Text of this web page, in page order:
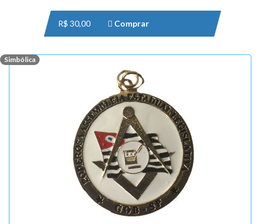
R$ 30,00 Comprar
Simbólica